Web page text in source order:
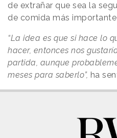
de extrañar que sea la
de comida más
“La idea es que si hace lo
hacer, entonces nos
partida, aunque
meses para saberlo”, ha